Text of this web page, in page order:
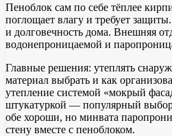
Пеноблок сам по себе тёплее
поглощает влагу и требует
и долговечность дома. Внешняя
водонепроницаемой и
Главные решения: утеплять
материал выбрать и как
утепление системой «мокрый
штукатуркой — популярный
обе хороши, но минвата
стену вместе с пеноблоком.